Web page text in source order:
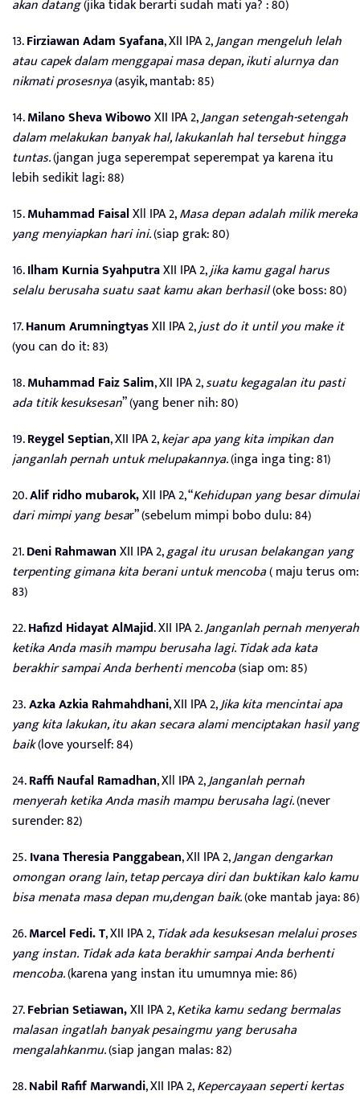
akan datang(jika tidak berarti sudah mati ya? : 80)
13.Firziawan Adam Syafana, XII IPA 2,Jangan mengeluh lelah
atau capek dalam menggapai masa depan, ikuti alurnya dan
nikmati prosesnya(asyik, mantab: 85)
14.Milano Sheva WibowoXII IPA 2,Jangan setengah-setengah
dalam melakukan banyak hal, lakukanlah hal tersebut hingga
tuntas.(jangan juga seperempat seperempat ya karena itu
lebih sedikit lagi: 88)
15.Muhammad FaisalXll IPA 2,Masa depan adalah milik mereka
yang menyiapkan hari ini.(siap grak: 80)
16.Ilham Kurnia SyahputraXII IPA 2,jika kamu gagal harus
selalu berusaha suatu saat kamu akan berhasil(oke boss: 80)
17.Hanum ArumningtyasXII IPA 2,just do it until you make it
(you can do it: 83)
18.Muhammad Faiz Salim, XII IPA 2,suatu kegagalan itu pasti
ada titik kesuksesan” (yang bener nih: 80)
19.Reygel Septian, XII IPA 2,kejar apa yang kita impikan dan
janganlah pernah untuk melupakannya.(inga inga ting: 81)
20.Alif ridho mubarok,XII IPA 2, “Kehidupan yang besar dimulai
dari mimpi yang besar” (sebelum mimpi bobo dulu: 84)
21.Deni RahmawanXII IPA 2,gagal itu urusan belakangan yang
terpenting gimana kita berani untuk mencoba( maju terus om:
83)
22.Hafizd Hidayat AlMajid. XII IPA 2.Janganlah pernah menyerah
ketika Anda masih mampu berusaha lagi. Tidak ada kata
berakhir sampai Anda berhenti mencoba(siap om: 85)
23.Azka Azkia Rahmahdhani, XII IPA 2,Jika kita mencintai apa
yang kita lakukan, itu akan secara alami menciptakan hasil yang
baik(love yourself: 84)
24.Raffi Naufal Ramadhan, Xll IPA 2,Janganlah pernah
menyerah ketika Anda masih mampu berusaha lagi.(never
surender: 82)
25.Ivana Theresia Panggabean, XII IPA 2,Jangan dengarkan
omongan orang lain, tetap percaya diri dan buktikan kalo kamu
bisa menata masa depan mu,dengan baik.(oke mantab jaya: 86)
26.Marcel Fedi. T, XII IPA 2,Tidak ada kesuksesan melalui proses
yang instan. Tidak ada kata berakhir sampai Anda berhenti
mencoba.(karena yang instan itu umumnya mie: 86)
27.Febrian Setiawan,XII IPA 2,Ketika kamu sedang bermalas
malasan ingatlah banyak pesaingmu yang berusaha
mengalahkanmu.(siap jangan malas: 82)
28.Nabil Rafif Marwandi, XII IPA 2,Kepercayaan seperti kertas